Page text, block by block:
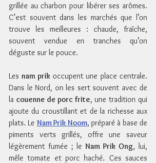
grillée au charbon pour libérer ses arômes.
C’est souvent dans les marchés que l’on
trouve les meilleures : chaude, fraîche,
souvent vendue en tranches qu’on
déguste sur le pouce.
Les nam prik occupent une place centrale.
Dans le Nord, on les sert souvent avec de
la couenne de porc frite, une tradition qui
ajoute du croustillant et de la richesse aux
plats. Le Nam Prik Noom, préparé à base de
piments verts grillés, offre une saveur
légèrement fumée ; le Nam Prik Ong, lui,
mêle tomate et porc haché. Ces sauces